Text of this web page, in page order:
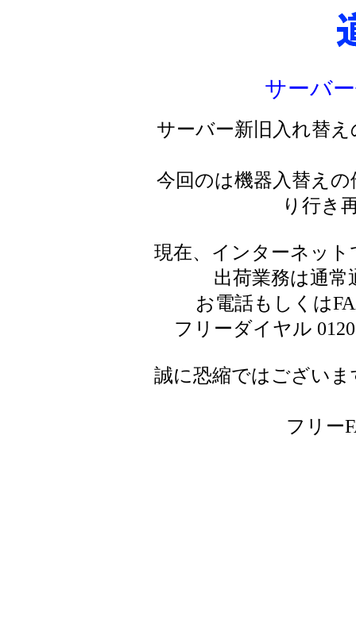
サーバ
サーバー新旧入れ替
今回のは機器入替え
り行き
現在、インターネッ
出荷業務は通
お電話もしくは
フリーダイヤル
誠に恐縮ではござい
フリー